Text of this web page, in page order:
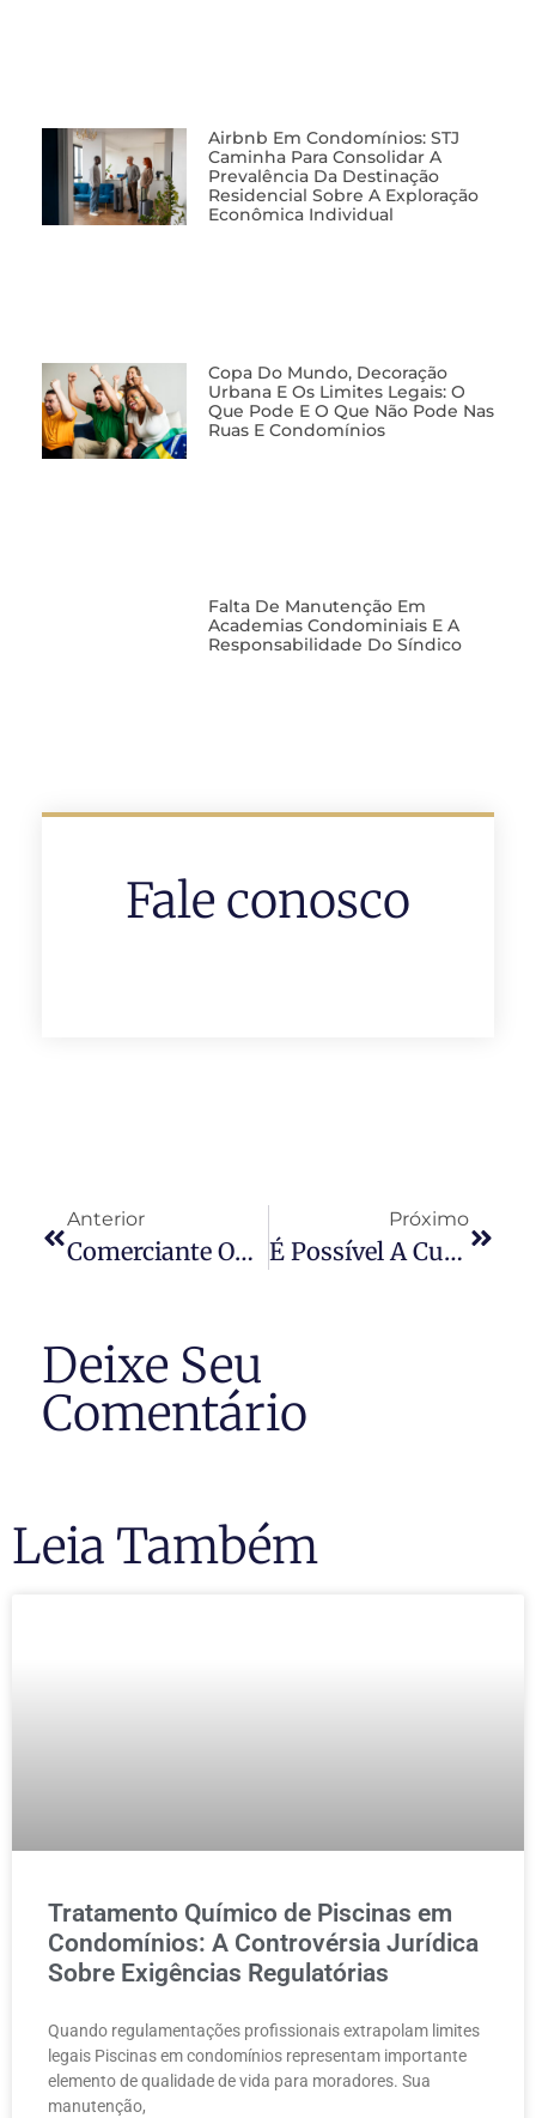
Airbnb Em Condomínios: STJ
Caminha Para Consolidar A
Prevalência Da Destinação
Residencial Sobre A Exploração
Econômica Individual
Copa Do Mundo, Decoração
Urbana E Os Limites Legais: O
Que Pode E O Que Não Pode Nas
Ruas E Condomínios
Falta De Manutenção Em
Academias Condominiais E A
Responsabilidade Do Síndico
Fale conosco
Anterior
Comerciante Obtém Direito De Manter Escritório Em Condomínio Residencial
Próximo
É Possível A Cumulação Da Multa Contratual Moratória E De Indenização Por Perdas E Danosimóvel Que Impõe Arbitragem Compulsória
Deixe Seu
Comentário
Leia Também
Tratamento Químico de Piscinas em
Condomínios: A Controvérsia Jurídica
Sobre Exigências Regulatórias
Quando regulamentações profissionais extrapolam limites
legais Piscinas em condomínios representam importante
elemento de qualidade de vida para moradores. Sua
manutenção,